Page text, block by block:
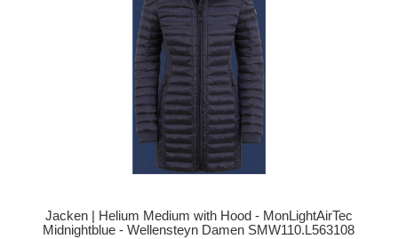
Jacken | Helium Medium with Hood - MonLightAirTec
Midnightblue - Wellensteyn Damen SMW110.L563108